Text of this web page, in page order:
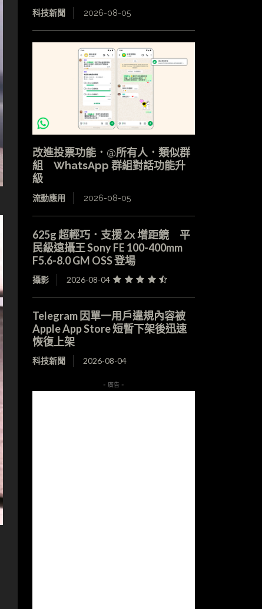
科技新聞 2026-08-05
改進投票功能．@所有人．類似群
組 WhatsApp 群組對話功能升
級
流動應用 2026-08-05
625g 超輕巧．支援 2x 增距鏡 平
民級遠攝王 Sony FE 100-400mm
F5.6-8.0 GM OSS 登場
攝影 2026-08-04
Telegram 因單一用戶違規內容被
Apple App Store 短暫下架後迅速
恢復上架
科技新聞 2026-08-04
- 廣告 -